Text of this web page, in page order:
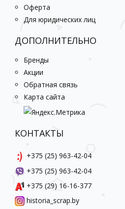
Оферта
Для юридических лиц
ДОПОЛНИТЕЛЬНО
Бренды
Акции
Обратная связь
Карта сайта
КОНТАКТЫ
+375 (25) 963-42-04
+375 (25) 963-42-04
+375 (29) 16-16-377
historia_scrap.by